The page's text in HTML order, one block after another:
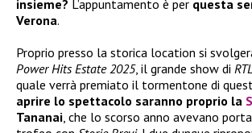
insieme? L’appuntamento è per questa
Verona.
Proprio presso la storica location si
Power Hits Estate 2025, il grande show di
quale verrà premiato il tormentone di
aprire lo spettacolo saranno proprio la
Tananai, che lo scorso anno avevano